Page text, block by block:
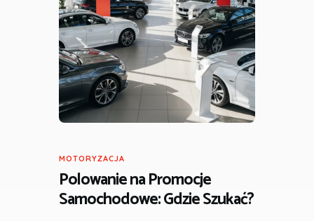
MOTORYZACJA
Polowanie na Promocje
Samochodowe: Gdzie Szukać?